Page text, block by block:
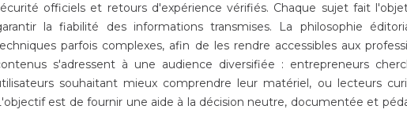
officiels et retours d'expérience vérifiés. Chaque sujet fait
la fiabilité des informations transmises. La philosophie
parfois complexes, afin de les rendre accessibles aux
s'adressent à une audience diversifiée : entrepreneurs
souhaitant mieux comprendre leur matériel, ou lecteurs
est de fournir une aide à la décision neutre, documentée et